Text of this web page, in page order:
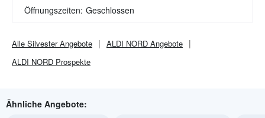
Öffnungszeiten: Geschlossen
Alle SilvesterAngebote ALDI NORD Angebote
ALDI NORD Prospekte
Ähnliche Angebote: